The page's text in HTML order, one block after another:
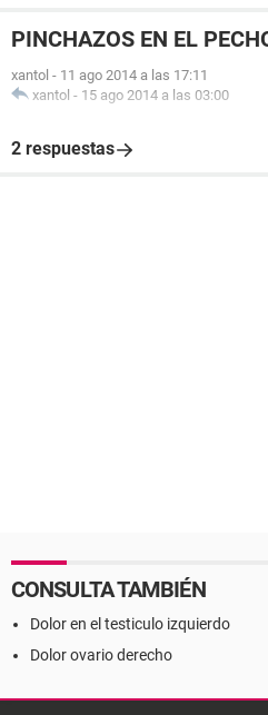
PINCHAZOS EN EL
xantol - 11 ago 2014 a las 17:11
xantol - 15 ago 2014 a las 03:00
2 respuestas
CONSULTA TAMBIÉN
Dolor en el testiculo izquierdo
Dolor ovario derecho